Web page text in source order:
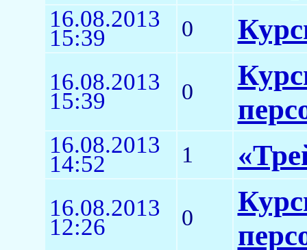
16.08.2013
15:39 0
16.08.2013
15:39 0
16.08.2013
14:52 1
16.08.2013
12:26 0